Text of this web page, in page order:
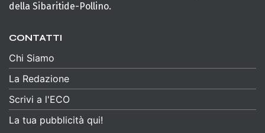
della Sibaritide-Pollino.
CONTATTI
Chi Siamo
La Redazione
Scrivi a l'ECO
La tua pubblicità qui!